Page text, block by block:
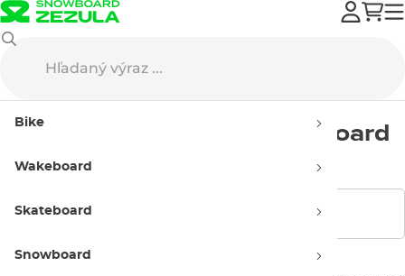
Bike
Wakeboard
Skateboard
Snowboard
Dámske rukavice na snowboard
Level
Zobraziť filtre